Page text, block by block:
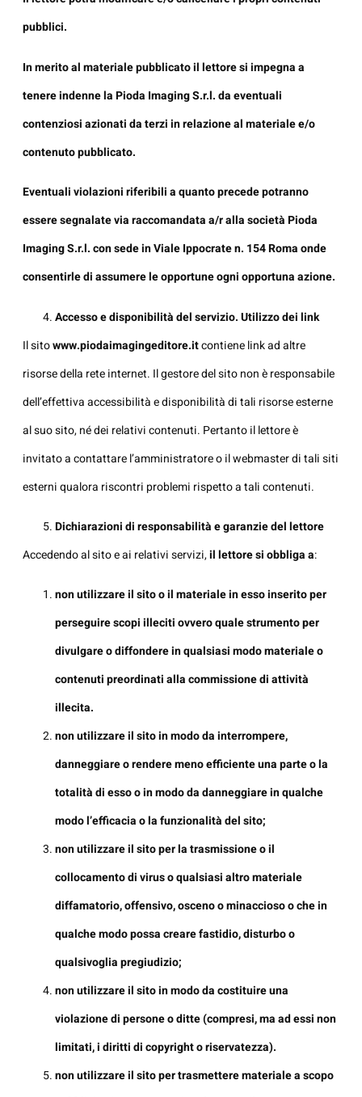
pubblici.
In merito al materiale pubblicato il lettore si impegna a
tenere indenne la Pioda Imaging S.r.l. da eventuali
contenziosi azionati da terzi in relazione al materiale e/o
contenuto pubblicato.
Eventuali violazioni riferibili a quanto precede potranno
essere segnalate via raccomandata a/r alla società Pioda
Imaging S.r.l.con sede in Viale Ippocrate n. 154 Roma onde
consentirle di assumere le opportune ogni opportuna azione.
Accesso e disponibilità del servizio. Utilizzo dei link
Il sitowww.piodaimagingeditore.itcontiene link ad altre
risorse della rete internet. Il gestore del sito non è responsabile
dell’effettiva accessibilità e disponibilità di tali risorse esterne
al suo sito, né dei relativi contenuti. Pertanto il lettore è
invitato a contattare l’amministratore o il webmaster di tali siti
esterni qualora riscontri problemi rispetto a tali contenuti.
Dichiarazioni di responsabilità e garanzie del lettore
Accedendo al sito e ai relativi servizi,il lettore si obbliga a:
non utilizzare il sito o il materiale in esso inserito per
perseguire scopi illeciti ovvero quale strumento per
divulgare o diffondere in qualsiasi modo materiale o
contenuti preordinati alla commissione di attività
illecita.
non utilizzare il sito in modo da interrompere,
danneggiare o rendere meno efficiente una parte o la
totalità di esso o in modo da danneggiare in qualche
modo l’efficacia o la funzionalità del sito;
non utilizzare il sito per la trasmissione o il
collocamento di virus o qualsiasi altro materiale
diffamatorio, offensivo, osceno o minaccioso o che in
qualche modo possa creare fastidio, disturbo o
qualsivoglia pregiudizio;
non utilizzare il sito in modo da costituire una
violazione di persone o ditte (compresi, ma ad essi non
limitati, i diritti di copyright o riservatezza).
non utilizzare il sito per trasmettere materiale a scopo